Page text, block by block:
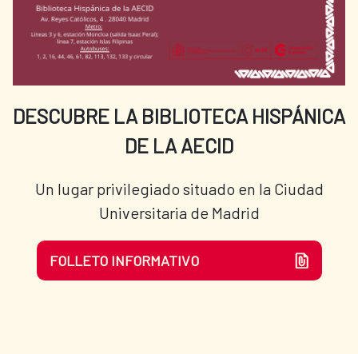
DESCUBRE LA BIBLIOTECA HISPÁNICA
DE LA AECID
Un lugar privilegiado situado en la Ciudad
Universitaria de Madrid
FOLLETO INFORMATIVO